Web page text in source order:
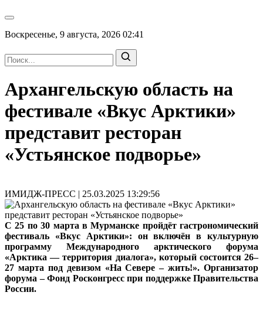
Воскресенье, 9 августа, 2026 02:41
Архангельскую область на
фестивале «Вкус Арктики»
представит ресторан
«Устьянское подворье»
ИМИДЖ-ПРЕСС | 25.03.2025 13:29:56
С 25 по 30 марта в Мурманске пройдёт гастрономический
фестиваль «Вкус Арктики»: он включён в культурную
программу Международного арктического форума
«Арктика — территория диалога», который состоится 26–
27 марта под девизом «На Севере – жить!». Организатор
форума – Фонд Росконгресс при поддержке Правительства
России.